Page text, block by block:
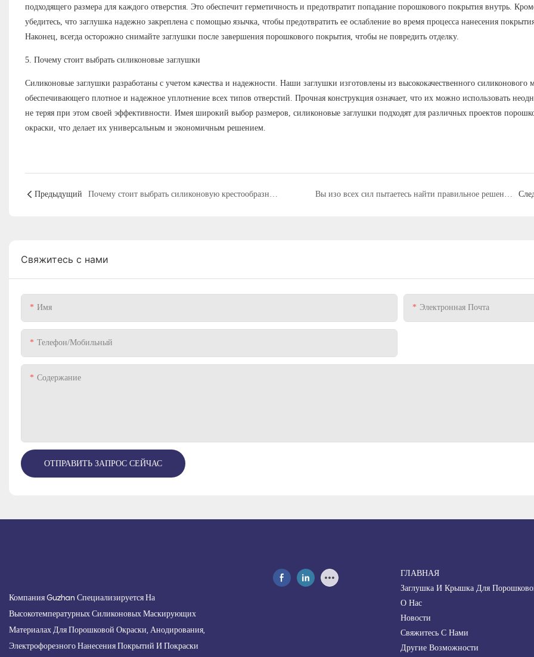
подходящего размера для каждого отверстия. Это обеспечит герметичность и предотвратит попадание порошкового покрытия внутрь.
убедитесь, что заглушка надежно закреплена с помощью язычка, чтобы предотвратить ее ослабление во время процесса нанесения
Наконец, всегда осторожно снимайте заглушки после завершения порошкового покрытия, чтобы не повредить отделку.
5. Почему стоит выбрать силиконовые заглушки
Силиконовые заглушки разработаны с учетом качества и надежности. Наши заглушки изготовлены из высококачественного силиконового
обеспечивающего плотное и надежное уплотнение всех типов отверстий. Прочная конструкция означает, что их можно использовать
не теряя при этом своей эффективности. Имея широкий выбор размеров, силиконовые заглушки подходят для различных проектов
окраски, что делает их универсальным и экономичным решением.
Предыдущий Почему стоит выбрать силиконовую крестообразную резинку для переплета Вы изо всех сил пытаетесь найти правильное решение для защиты вашей продукции в процессе порошковой окраски?
Свяжитесь с нами
Имя Электронная Почта
Телефон/Мобильный
Содержание
ОТПРАВИТЬ ЗАПРОС СЕЙЧАС
Компания Guzhan Специализируется На
Высокотемпературных Силиконовых Маскирующих
Материалах Для Порошковой Окраски, Анодирования,
Электрофорезного Нанесения Покрытий И Покраски
ГЛАВНАЯ
Заглушка И Крышка Для
О Нас
Новости
Свяжитесь С Нами
Другие Возможности